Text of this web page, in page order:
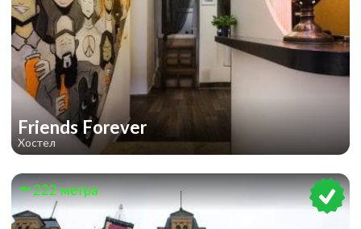
Friends Forever
Хостел
222 метра